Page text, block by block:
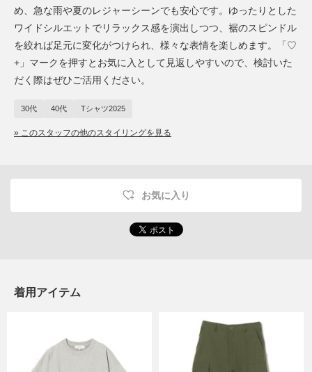
め、急な雨や夏のレジャーシーンでも安心です。ゆったりとした
ワイドシルエットでリラックス感を演出しつつ、裾のスピンドル
を絞れば足元に変化がつけられ、様々な表情を楽しめます。「♡
+」マークを押すとお気に入として見返しやすいので、検討いた
だく際はぜひご活用ください。
30代 40代 Tシャツ2025
» このスタッフの他のスタイリングを見る
お気に入り
着用アイテム